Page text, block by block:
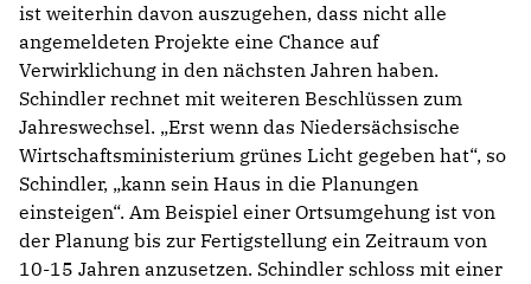
ist weiterhin davon auszugehen, dass nicht alle
angemeldeten Projekte eine Chance auf
Verwirklichung in den nächsten Jahren haben.
Schindler rechnet mit weiteren Beschlüssen zum
Jahreswechsel. „Erst wenn das Niedersächsische
Wirtschaftsministerium grünes Licht gegeben hat“, so
Schindler, „kann sein Haus in die Planungen
einsteigen“. Am Beispiel einer Ortsumgehung ist von
der Planung bis zur Fertigstellung ein Zeitraum von
10-15 Jahren anzusetzen. Schindler schloss mit einer